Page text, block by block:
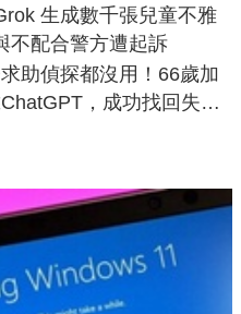
生成數千張兒童不雅
不配合警方遭起訴
助偵探都沒用！66歲加
，成功找回失散